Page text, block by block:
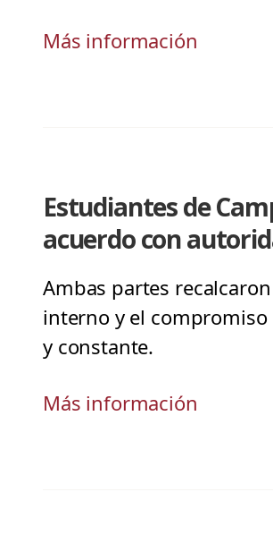
Más información
Estudiantes de
acuerdo con
Ambas partes
interno y el
y constante.
Más información